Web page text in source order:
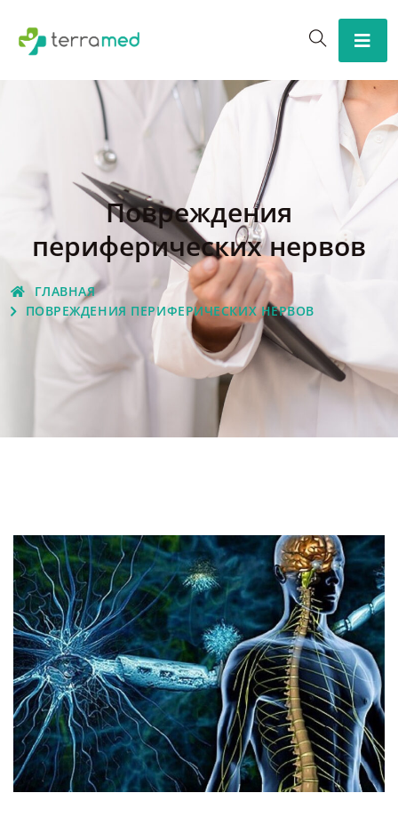
Повреждения
периферических нервов
ГЛАВНАЯ
ПОВРЕЖДЕНИЯ ПЕРИФЕРИЧЕСКИХ НЕРВОВ